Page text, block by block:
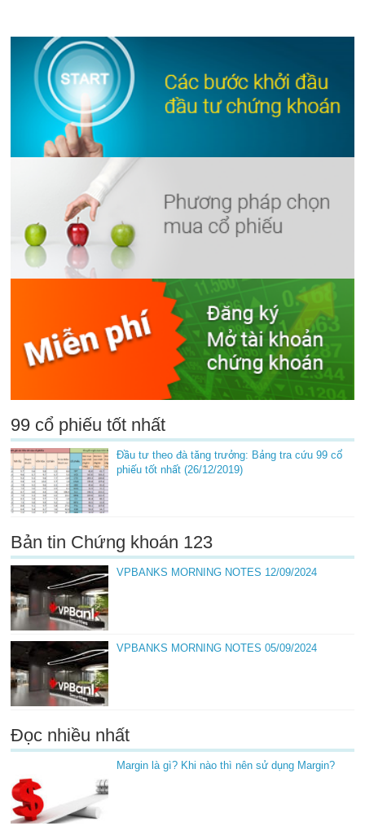
99 cổ phiếu tốt nhất
Đầu tư theo đà tăng trưởng: Bảng tra cứu 99 cổ
phiếu tốt nhất (26/12/2019)
Bản tin Chứng khoán 123
VPBANKS MORNING NOTES 12/09/2024
VPBANKS MORNING NOTES 05/09/2024
Đọc nhiều nhất
Margin là gì? Khi nào thì nên sử dụng Margin?